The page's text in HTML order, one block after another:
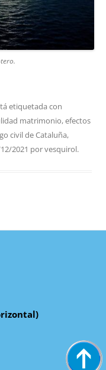
etiquetada con
matrimonio,efectos
civil de Cataluña,
2021 porvesquirol.